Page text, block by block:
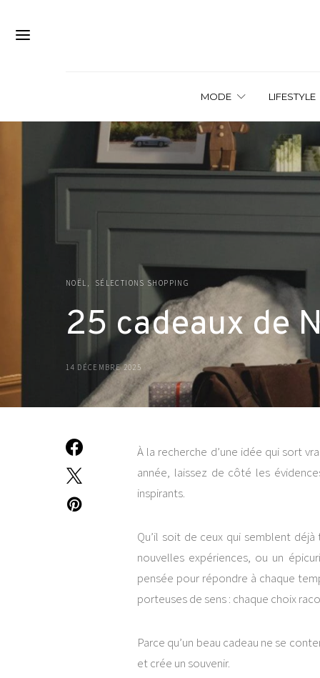
MODE LIFESTYLE
NOËL SÉLECTIONS SHOPPING
25 cadeaux de
14 DÉCEMBRE 2025
À la recherche d’une idée qui sort
année, laissez de côté les
inspirants.
Qu’il soit de ceux qui semblent
nouvelles expériences, ou un
pensée pour répondre à chaque
porteuses de sens : chaque choix
Parce qu’un beau cadeau ne se
et crée un souvenir.